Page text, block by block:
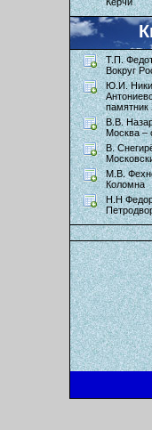
Т.П.
Вокруг
Ю.И.
памятник
В.В.
Москва –
В.
М.В.
Коломна
Н.Н